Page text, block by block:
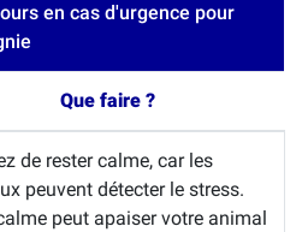
en cas d'urgence pour
Que faire ?
de rester calme, car les
peuvent détecter le stress.
peut apaiser votre animal